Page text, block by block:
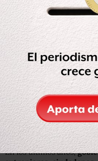
Tras asegurar que
los militares decretaron
marcial, y en un
aseguraron haber
para la paz de la patria”.
Ante ese escenario,
de queda y salieron a
algunos incluso saltando
desafiante.
¿Qué motivó el
En los últimos años,